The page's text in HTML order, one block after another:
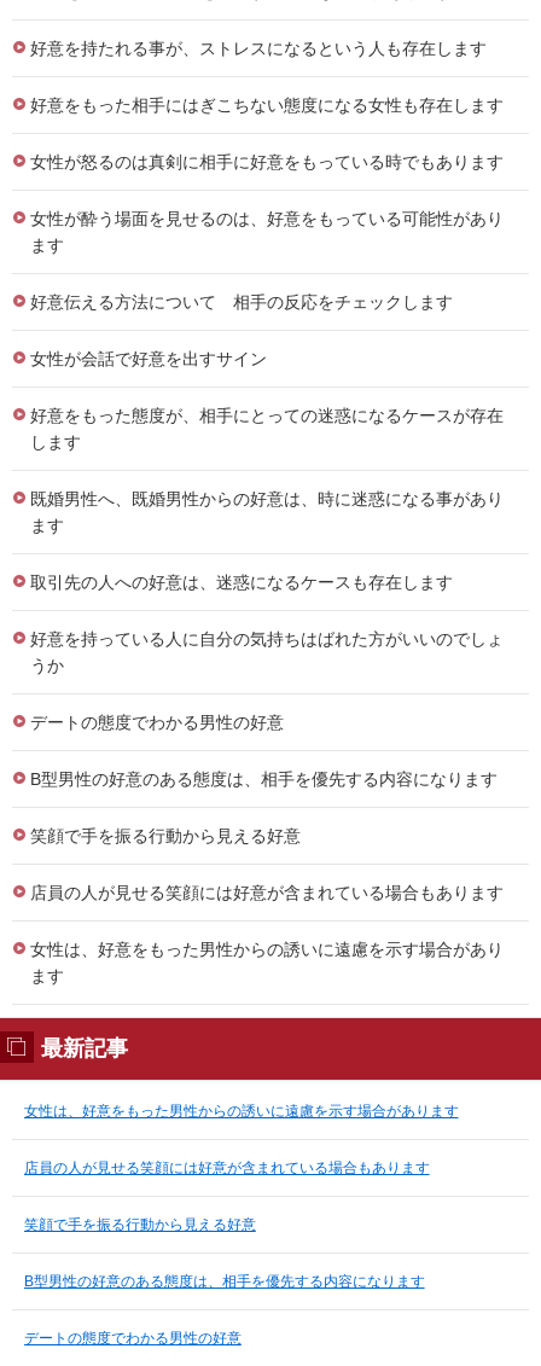
好意を持たれる事が、ストレスになるという人も存在します
好意をもった相手にはぎこちない態度になる女性も存在します
女性が怒るのは真剣に相手に好意をもっている時でもあります
女性が酔う場面を見せるのは、好意をもっている可能性があり
ます
好意伝える方法について 相手の反応をチェックします
女性が会話で好意を出すサイン
好意をもった態度が、相手にとっての迷惑になるケースが存在
します
既婚男性へ、既婚男性からの好意は、時に迷惑になる事があり
ます
取引先の人への好意は、迷惑になるケースも存在します
好意を持っている人に自分の気持ちはばれた方がいいのでしょ
うか
デートの態度でわかる男性の好意
B型男性の好意のある態度は、相手を優先する内容になります
笑顔で手を振る行動から見える好意
店員の人が見せる笑顔には好意が含まれている場合もあります
女性は、好意をもった男性からの誘いに遠慮を示す場合があり
ます
最新記事
女性は、好意をもった男性からの誘いに遠慮を示す場合があります
店員の人が見せる笑顔には好意が含まれている場合もあります
笑顔で手を振る行動から見える好意
B型男性の好意のある態度は、相手を優先する内容になります
デートの態度でわかる男性の好意